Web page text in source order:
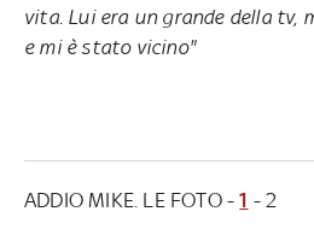
vita. Lui era un grande della tv,
e mi è stato vicino"
ADDIO MIKE. LE FOTO -1 - 2